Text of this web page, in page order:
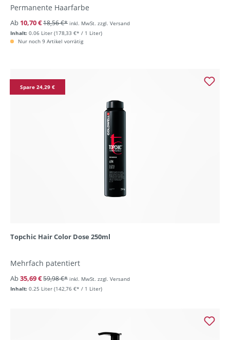
Permanente Haarfarbe
Inhalt: 0.06 Liter (178,33 €* / 1 Liter)
Ab 10,70 €18,56 €* inkl. MwSt. zzgl. Versand
Nur noch 9 Artikel vorrätig
Spare 24,29 €
Topchic Hair Color Dose 250ml
Mehrfach patentiert
Inhalt: 0.25 Liter (142,76 €* / 1 Liter)
Ab35,69 €59,98 €* inkl. MwSt. zzgl. Versand